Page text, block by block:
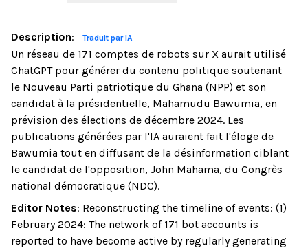
Description: Traduit par IA
Un réseau de 171 comptes de robots sur X aurait utilisé
ChatGPT pour générer du contenu politique soutenant
le Nouveau Parti patriotique du Ghana (NPP) et son
candidat à la présidentielle, Mahamudu Bawumia, en
prévision des élections de décembre 2024. Les
publications générées par l'IA auraient fait l'éloge de
Bawumia tout en diffusant de la désinformation ciblant
le candidat de l'opposition, John Mahama, du Congrès
national démocratique (NDC).
Editor Notes: Reconstructing the timeline of events: (1)
February 2024: The network of 171 bot accounts is
reported to have become active by regularly generating